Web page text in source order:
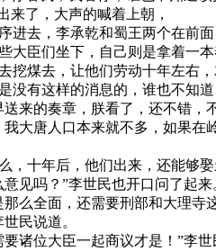
来了，大声的喊着上朝，
进去，李承乾和蜀王两个在前
臣们坐下，自己则是拿着一
挖煤去，让他们劳动十年左右
有这样的消息的，谁也不知道
来的奏章，朕看了，还不错
大唐人口本来就不多，如果
，十年后，他们出来，还能够
见吗？”李世民也开口问了起来
么全面，还需要刑部和大理
民说道。
诸位大臣一起商议才是！”李世